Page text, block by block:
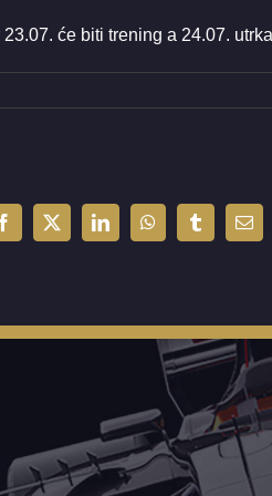
će biti trening a 24.07.
Facebook
X LinkedInWhatsAppTumblr